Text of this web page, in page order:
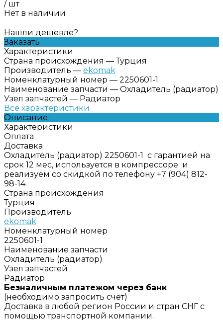
/ шт
Нет в наличии
Нашли дешевле?
Заказать
Характеристики
Страна происхождения — Турция
Производитель — ekomak
Номенклатурный номер — 2250601-1
Наименование запчасти — Охладитель (радиатор)
Узел запчастей — Радиатор
Все характеристики
Описание
Характеристики
Оплата
Доставка
Охладитель (радиатор) 2250601-1 с гарантией на
срок 12 мес, используется в компрессоре и
реализуем со скидкой по телефону +7 (904) 812-
98-14.
Страна происхождения
Турция
Производитель
ekomak
Номенклатурный номер
2250601-1
Наименование запчасти
Охладитель (радиатор)
Узел запчастей
Радиатор
Безналичным платежом через банк
(необходимо запросить счёт)
Доставка в любой регион России и стран СНГ с
помощью транспортной компании.